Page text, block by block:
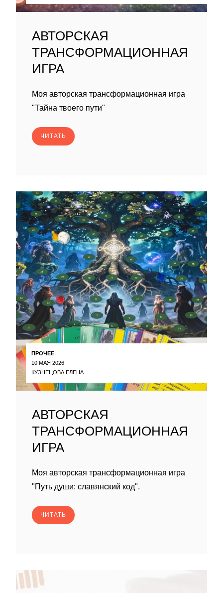
АВТОРСКАЯ
ТРАНСФОРМАЦИОННАЯ
ИГРА
Моя авторская трансформационная игра
"Тайна твоего пути"
ЧИТАТЬ
ПРОЧЕЕ
10 МАЯ 2026
КУЗНЕЦОВА ЕЛЕНА
АВТОРСКАЯ
ТРАНСФОРМАЦИОННАЯ
ИГРА
Моя авторская трансформационная игра
"Путь души: славянский код".
ЧИТАТЬ